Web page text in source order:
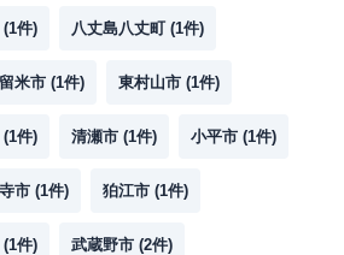
(1件) 八丈島八丈町 (1件)
米市 (1件) 東村山市 (1件)
(1件) 清瀬市 (1件) 小平市 (1件)
市 (1件) 狛江市 (1件)
(1件) 武蔵野市 (2件)